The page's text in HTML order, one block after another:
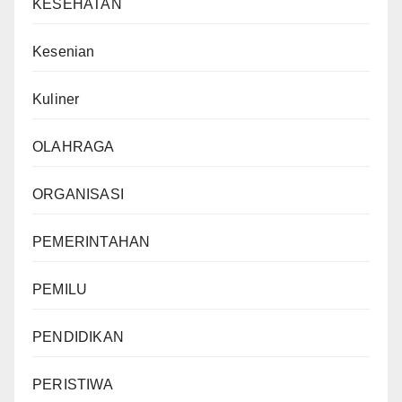
KESEHATAN
Kesenian
Kuliner
OLAHRAGA
ORGANISASI
PEMERINTAHAN
PEMILU
PENDIDIKAN
PERISTIWA